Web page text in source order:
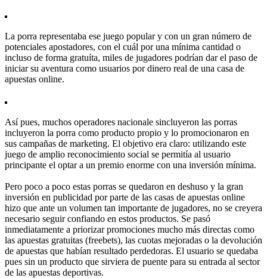
La porra representaba ese juego popular y con un gran número de
potenciales apostadores, con el cuál por una mínima cantidad o
incluso de forma gratuíta, miles de jugadores podrían dar el paso de
iniciar su aventura como usuarios por dinero real de una casa de
apuestas online.
Así pues, muchos operadores nacionale sincluyeron las porras
incluyeron la porra como producto propio y lo promocionaron en
sus campañas de marketing. El objetivo era claro: utilizando este
juego de amplio reconocimiento social se permitía al usuario
principante el optar a un premio enorme con una inversión mínima.
Pero poco a poco estas porras se quedaron en deshuso y la gran
inversión en publicidad por parte de las casas de apuestas online
hizo que ante un volumen tan importante de jugadores, no se creyera
necesario seguir confiando en estos productos. Se pasó
inmediatamente a priorizar promociones mucho más directas como
las apuestas gratuitas (freebets), las cuotas mejoradas o la devolución
de apuestas que habían resultado perdedoras. El usuario se quedaba
pues sin un producto que sirviera de puente para su entrada al sector
de las apuestas deportivas.